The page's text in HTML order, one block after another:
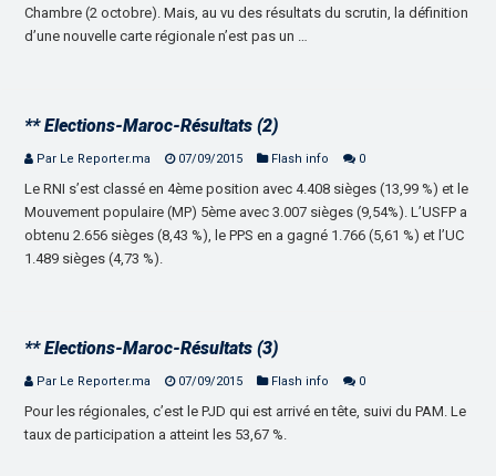
Chambre (2 octobre). Mais, au vu des résultats du scrutin, la définition
d’une nouvelle carte régionale n’est pas un …
** Elections-Maroc-Résultats (2)
Par Le Reporter.ma 07/09/2015 Flash info 0
Le RNI s’est classé en 4ème position avec 4.408 sièges (13,99 %) et le
Mouvement populaire (MP) 5ème avec 3.007 sièges (9,54%). L’USFP a
obtenu 2.656 sièges (8,43 %), le PPS en a gagné 1.766 (5,61 %) et l’UC
1.489 sièges (4,73 %).
** Elections-Maroc-Résultats (3)
Par Le Reporter.ma 07/09/2015 Flash info 0
Pour les régionales, c’est le PJD qui est arrivé en tête, suivi du PAM. Le
taux de participation a atteint les 53,67 %.